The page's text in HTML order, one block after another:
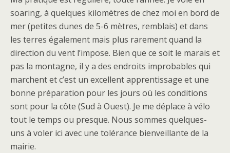
soaring, à quelques kilomètres de chez moi en bord de
mer (petites dunes de 5-6 mètres, remblais) et dans
les terres également mais plus rarement quand la
direction du vent l’impose. Bien que ce soit le marais et
pas la montagne, il y a des endroits improbables qui
marchent et c’est un excellent apprentissage et une
bonne préparation pour les jours où les conditions
sont pour la côte (Sud à Ouest). Je me déplace à vélo
tout le temps ou presque. Nous sommes quelques-
uns à voler ici avec une tolérance bienveillante de la
mairie.